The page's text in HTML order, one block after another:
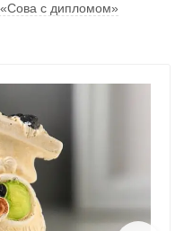
«Сова с дипломом»